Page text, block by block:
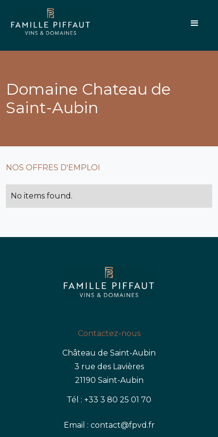
Domaine Chateau de
Saint-Aubin
NOS OFFRES D'EMPLOI
No items found.
Contactez-nous
Château de Saint-Aubin
3 rue des Lavières
21190 Saint-Aubin
Tél : +33 3 80 25 01 70
Email : contact@fpvd.fr